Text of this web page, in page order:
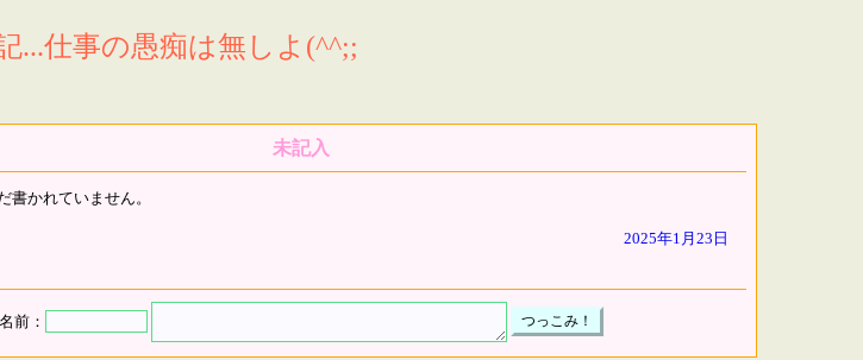
...仕事の愚痴は無しよ(^^;;
未記入
書かれていません。
2025年1月23日
名前：